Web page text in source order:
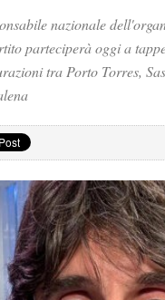
nazionale
parteciperà oggi a
tra Porto Torres,